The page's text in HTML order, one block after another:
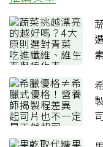
司